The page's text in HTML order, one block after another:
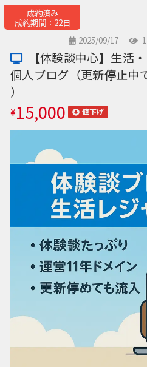
成約済み
成約期間：22日
2025/09/17
【体験談中心】生活
個人ブログ（更新停止中
）
¥15,000 値下げ